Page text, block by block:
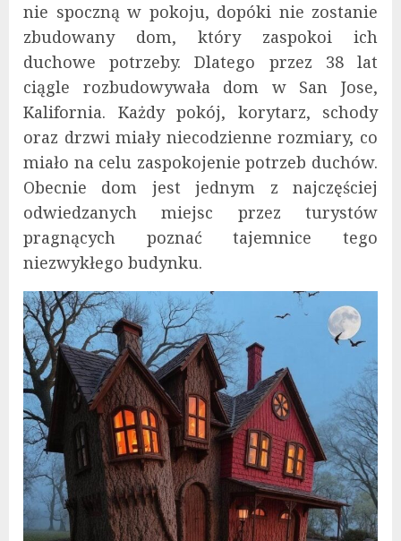
nie spoczną w pokoju, dopóki nie zostanie
zbudowany dom, który zaspokoi ich
duchowe potrzeby. Dlatego przez 38 lat
ciągle rozbudowywała dom w San Jose,
Kalifornia. Każdy pokój, korytarz, schody
oraz drzwi miały niecodzienne rozmiary, co
miało na celu zaspokojenie potrzeb duchów.
Obecnie dom jest jednym z najczęściej
odwiedzanych miejsc przez turystów
pragnących poznać tajemnice tego
niezwykłego budynku.